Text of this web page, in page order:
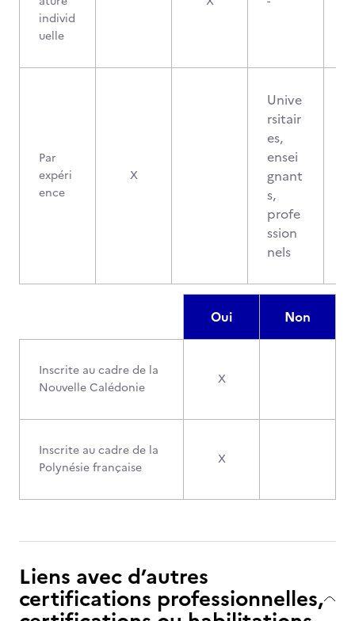
individ
uelle
Par
expéri
ence
X
Unive
rsitair
es,
ensei
gnant
s,
profe
ssion
nels
Oui Non
Inscrite au cadre de la
Nouvelle Calédonie
X
Inscrite au cadre de la
Polynésie française
X
Liens avec d’autres
certifications professionnelles,